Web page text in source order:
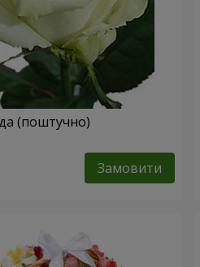
(поштучно)
Замовити